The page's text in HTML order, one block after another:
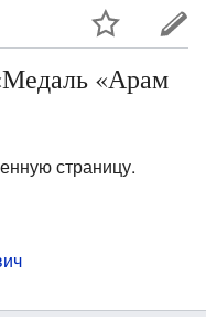
«Арам
страницу.